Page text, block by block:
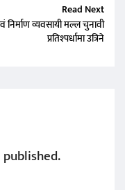
Read Next
निर्माण व्यवसायी मल्ल चुनावी
प्रतिश्पर्धामा उत्रिने